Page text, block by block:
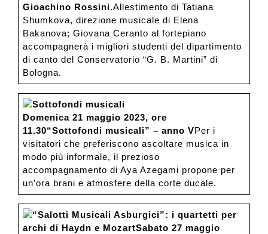
Gioachino Rossini.Allestimento di Tatiana
Shumkova, direzione musicale di Elena
Bakanova; Giovana Ceranto al fortepiano
accompagnerà i migliori studenti del dipartimento
di canto del Conservatorio “G. B. Martini” di
Bologna.
Sottofondi musicali
Domenica 21 maggio 2023, ore
11.30“Sottofondi musicali” – anno VPer i
visitatori che preferiscono ascoltare musica in
modo più informale, il prezioso
accompagnamento di Aya Azegami propone per
un’ora brani e atmosfere della corte ducale.
“Salotti Musicali Asburgici”: i quartetti per
archi di Haydn e MozartSabato 27 maggio